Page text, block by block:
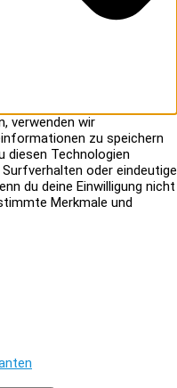
verwenden wir
zu speichern
diesen Technologien
oder eindeutige
du deine Einwilligung nicht
Merkmale und